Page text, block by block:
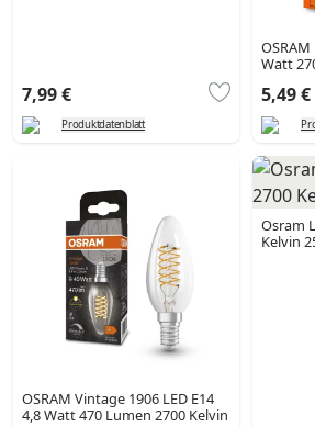
7,99 €
Produktdatenblatt
OSRAM
Watt
5,49 €
OSRAM Vintage 1906 LED E14
4,8 Watt 470 Lumen 2700 Kelvin
Osram
Kelvin